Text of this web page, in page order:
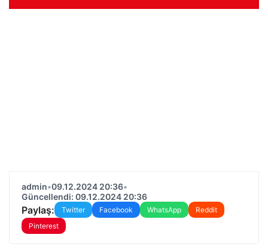
admin•09.12.2024 20:36•
Güncellendi: 09.12.2024 20:36
Paylaş: Twitter Facebook WhatsApp
Reddit
Pinterest